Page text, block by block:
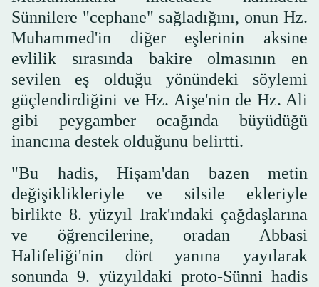
Sünnilere "cephane" sağladığını, onun Hz.
Muhammed'in diğer eşlerinin aksine
evlilik sırasında bakire olmasının en
sevilen eş olduğu yönündeki söylemi
güçlendirdiğini ve Hz. Aişe'nin de Hz. Ali
gibi peygamber ocağında büyüdüğü
inancına destek olduğunu belirtti.
"Bu hadis, Hişam'dan bazen metin
değişiklikleriyle ve silsile ekleriyle
birlikte 8. yüzyıl Irak'ındaki çağdaşlarına
ve öğrencilerine, oradan Abbasi
Halifeliği'nin dört yanına yayılarak
sonunda 9. yüzyıldaki proto-Sünni hadis